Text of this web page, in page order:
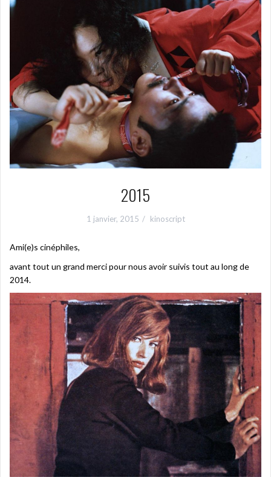
2015
1 janvier, 2015 kinoscript
Ami(e)s cinéphiles,
avant tout un grand merci pour nous avoir suivis tout au long de
2014.